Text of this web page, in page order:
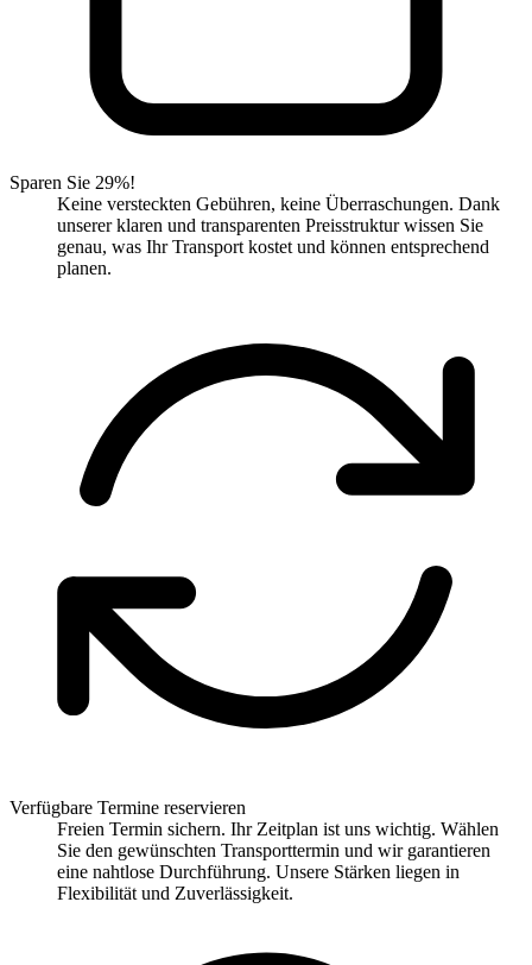
Sparen Sie 29%!
Keine versteckten Gebühren, keine Überraschungen. Dank
unserer klaren und transparenten Preisstruktur wissen Sie
genau, was Ihr Transport kostet und können entsprechend
planen.
Verfügbare Termine reservieren
Freien Termin sichern. Ihr Zeitplan ist uns wichtig. Wählen
Sie den gewünschten Transporttermin und wir garantieren
eine nahtlose Durchführung. Unsere Stärken liegen in
Flexibilität und Zuverlässigkeit.